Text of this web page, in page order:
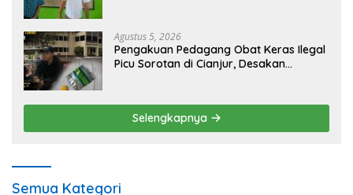
Agustus 5, 2026
Pengakuan Pedagang Obat Keras Ilegal
Picu Sorotan di Cianjur, Desakan
Selengkapnya
Semua Kategori